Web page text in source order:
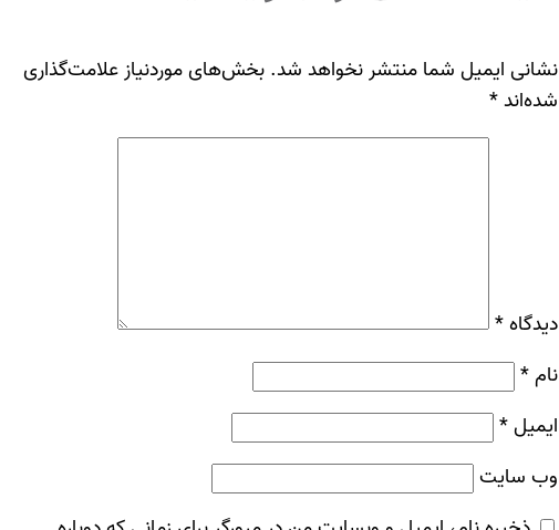
نشانی ایمیل شما منتشر نخواهد شد. بخش‌های موردنیاز علامت‌گذاری
شده‌اند*
دیدگاه*
نام*
ایمیل*
وب‌ سایت